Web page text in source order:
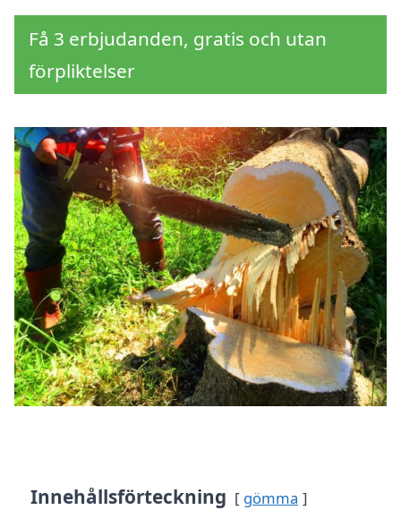
Få 3 erbjudanden, gratis och utan
förpliktelser
Innehållsförteckning gömma